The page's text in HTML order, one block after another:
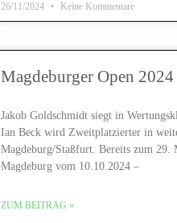
26/11/2024 Keine Kommentare
Magdeburger Open 2024
Jakob Goldschmidt siegt in
Ian Beck wird Zweitplatzierter in
Magdeburg/Staßfurt. Bereits zum 29.
Magdeburg vom 10.10.2024 –
ZUM BEITRAG »